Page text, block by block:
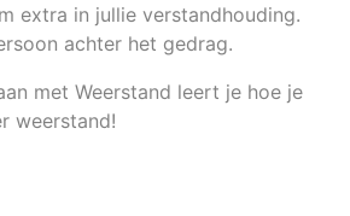
extra in jullie verstandhouding.
achter het gedrag.
met Weerstand leert je hoe je
weerstand!